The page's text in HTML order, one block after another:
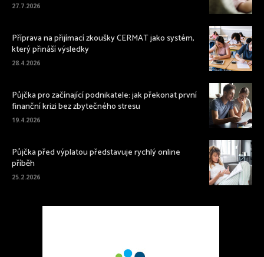
27.7.2026
Příprava na přijímací zkoušky CERMAT jako systém,
který přináší výsledky
28.4.2026
Půjčka pro začínající podnikatele: jak překonat první
finanční krizi bez zbytečného stresu
19.4.2026
Půjčka před výplatou představuje rychlý online
příběh
25.2.2026